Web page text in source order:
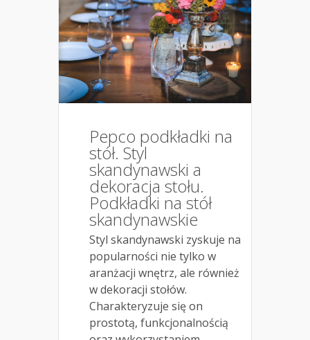
Pepco podkładki na
stół. Styl
skandynawski a
dekoracja stołu.
Podkładki na stół
skandynawskie
Styl skandynawski zyskuje na
popularności nie tylko w
aranżacji wnętrz, ale również
w dekoracji stołów.
Charakteryzuje się on
prostotą, funkcjonalnością